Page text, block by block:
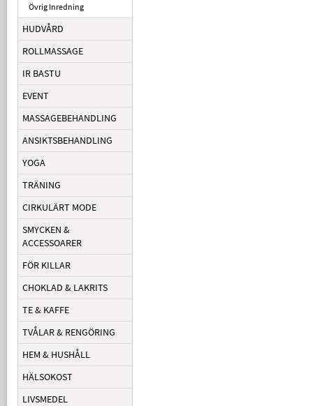
Övrig Inredning
HUDVÅRD
ROLLMASSAGE
IR BASTU
EVENT
MASSAGEBEHANDLING
ANSIKTSBEHANDLING
YOGA
TRÄNING
CIRKULÄRT MODE
SMYCKEN &
ACCESSOARER
FÖR KILLAR
CHOKLAD & LAKRITS
TE & KAFFE
TVÅLAR & RENGÖRING
HEM & HUSHÅLL
HÄLSOKOST
LIVSMEDEL